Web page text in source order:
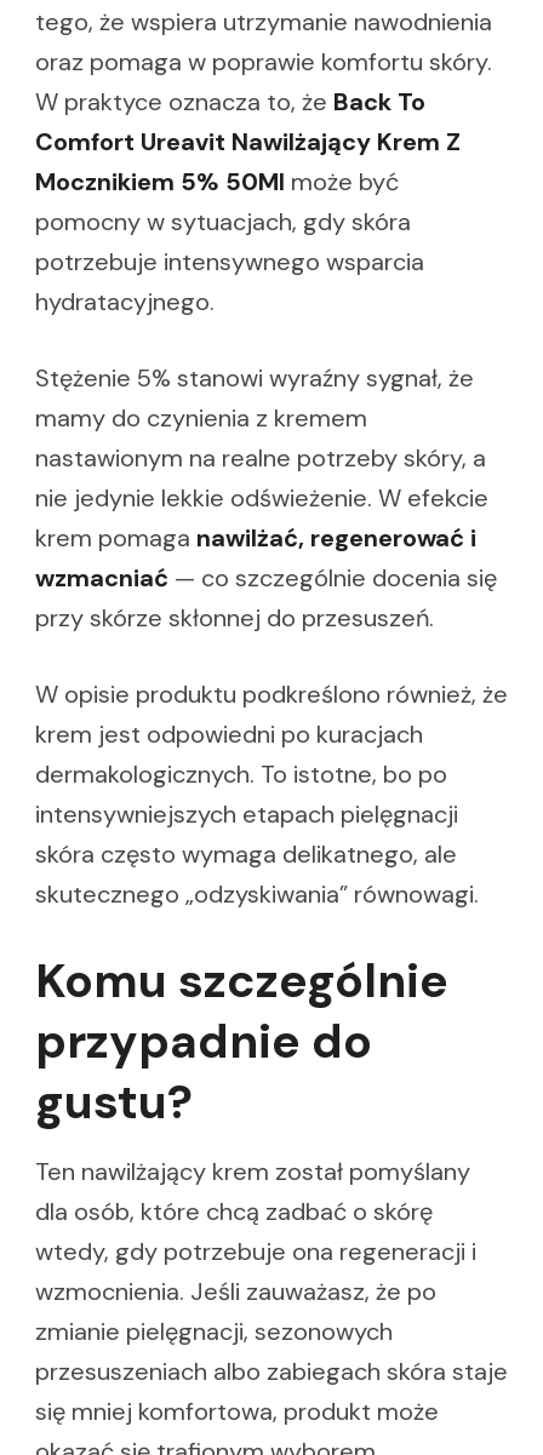
tego, że wspiera utrzymanie nawodnienia
oraz pomaga w poprawie komfortu skóry.
W praktyce oznacza to, że Back To
Comfort Ureavit Nawilżający Krem Z
Mocznikiem 5% 50Ml może być
pomocny w sytuacjach, gdy skóra
potrzebuje intensywnego wsparcia
hydratacyjnego.
Stężenie 5% stanowi wyraźny sygnał, że
mamy do czynienia z kremem
nastawionym na realne potrzeby skóry, a
nie jedynie lekkie odświeżenie. W efekcie
krem pomaga nawilżać, regenerować i
wzmacniać — co szczególnie docenia się
przy skórze skłonnej do przesuszeń.
W opisie produktu podkreślono również, że
krem jest odpowiedni po kuracjach
dermakologicznych. To istotne, bo po
intensywniejszych etapach pielęgnacji
skóra często wymaga delikatnego, ale
skutecznego „odzyskiwania” równowagi.
Komu szczególnie
przypadnie do
gustu?
Ten nawilżający krem został pomyślany
dla osób, które chcą zadbać o skórę
wtedy, gdy potrzebuje ona regeneracji i
wzmocnienia. Jeśli zauważasz, że po
zmianie pielęgnacji, sezonowych
przesuszeniach albo zabiegach skóra staje
się mniej komfortowa, produkt może